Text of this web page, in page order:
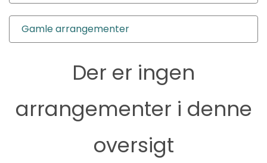
Gamle arrangementer
Der er ingen
arrangementer i denne
oversigt